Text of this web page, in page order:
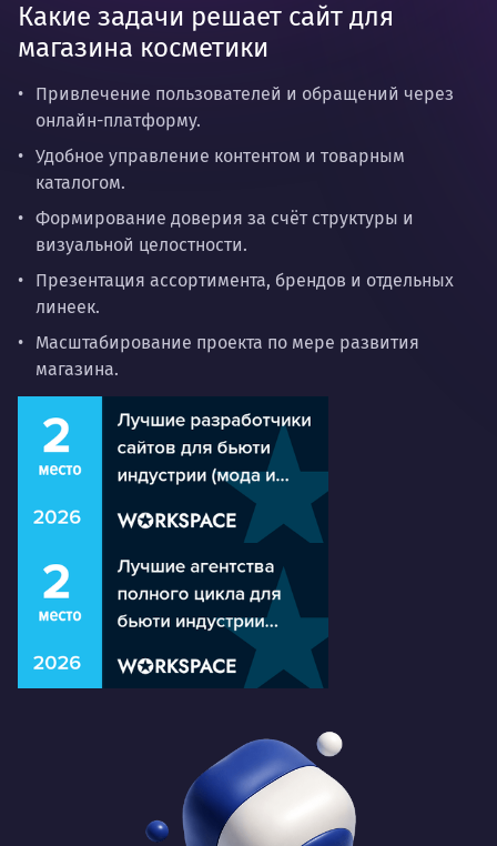
Какие задачи решает сайт для
магазина косметики
Привлечение пользователей и обращений через
онлайн-платформу.
Удобное управление контентом и товарным
каталогом.
Формирование доверия за счёт структуры и
визуальной целостности.
Презентация ассортимента, брендов и отдельных
линеек.
Масштабирование проекта по мере развития
магазина.